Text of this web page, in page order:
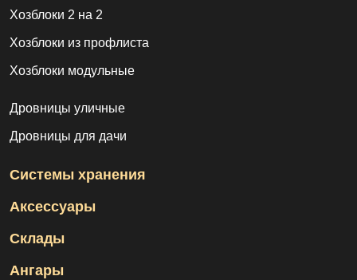
Хозблоки 2 на 2
Хозблоки из профлиста
Хозблоки модульные
Дровницы уличные
Дровницы для дачи
Системы хранения
Аксессуары
Склады
Ангары